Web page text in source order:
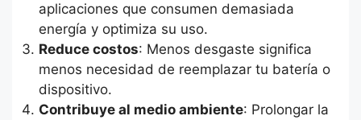
aplicaciones que consumen demasiada
energía y optimiza su uso.
Reduce costos: Menos desgaste significa
menos necesidad de reemplazar tu batería o
dispositivo.
Contribuye al medio ambiente: Prolongar la